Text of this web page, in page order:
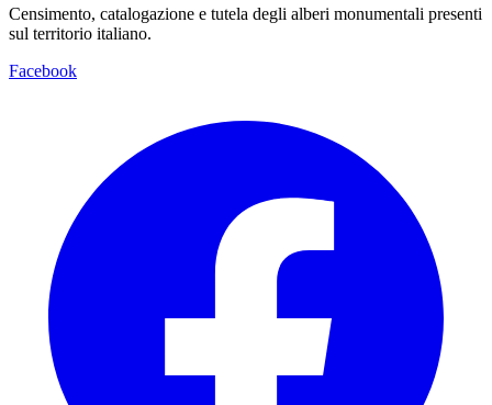
Censimento, catalogazione e tutela degli alberi monumentali presenti
sul territorio italiano.
Facebook